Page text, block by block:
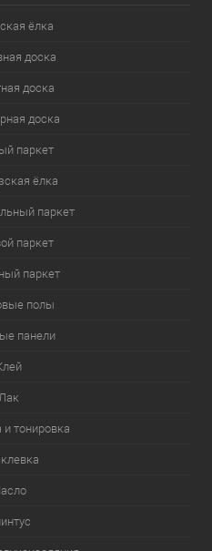
ёлка
доска
доска
доска
паркет
ёлка
паркет
паркет
паркет
полы
панели
и тонировка